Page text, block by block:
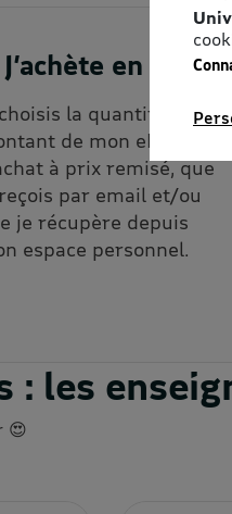
J’achète en ligne
choisis la quantité et le
de mon eBon
à prix remisé, que
par email et/ou
je récupère depuis
espace personnel.
: les
😍